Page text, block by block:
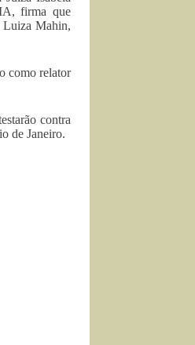
firma que
Luiza Mahin,
como relator
contra
de Janeiro.